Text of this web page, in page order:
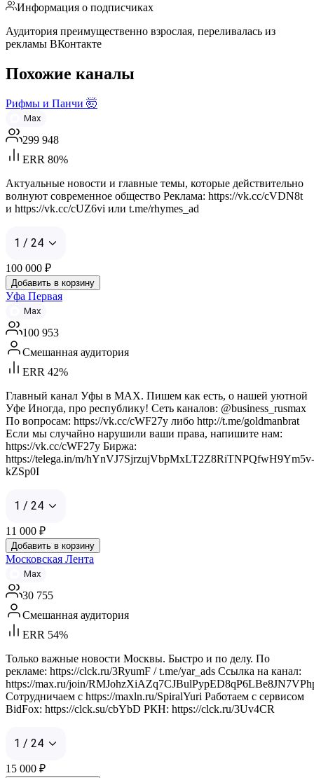
Информация о подписчиках
Аудитория преимущественно взрослая, переливалась из
рекламы ВКонтакте
Похожие каналы
Рифмы и Панчи 🤯
Max
299 948
ERR 80%
Актуальные новости и главные темы, которые действительно
волнуют современное общество Реклама: https://vk.cc/cVDN8t
и https://vk.cc/cUZ6vi или t.me/rhymes_ad
1 / 24
100 000 ₽
Добавить в корзину
Уфа Первая
Max
100 953
Смешанная аудитория
ERR 42%
Главный канал Уфы в MAX. Пишем как есть, о нашей уютной
Уфе Иногда, про республику! Сеть каналов: @business_rusmax
По вопросам: https://vk.cc/cWF27y либо http://t.me/goldmanbrat
Если мы случайно нарушили ваши права, напишите нам:
https://vk.cc/cWF27y Биржа:
https://telega.in/m/hYnVJ7SjrzujVbpMxLT2Z8RiTNPQfwH9Ym5v-
kZSp0I
1 / 24
11 000 ₽
Добавить в корзину
Московская Лента
Max
30 755
Смешанная аудитория
ERR 54%
Только важные новости Москвы. Быстро и по делу. По
рекламе: https://clck.ru/3RyumF / t.me/yar_ads Ссылка на канал:
https://max.ru/join/
Сотрудничаем с https://maxln.ru/SpiralYuri Работаем с сервисом
BidFox: https://clck.su/cbYbD РКН: https://clck.ru/3Uv4CR
1 / 24
15 000 ₽